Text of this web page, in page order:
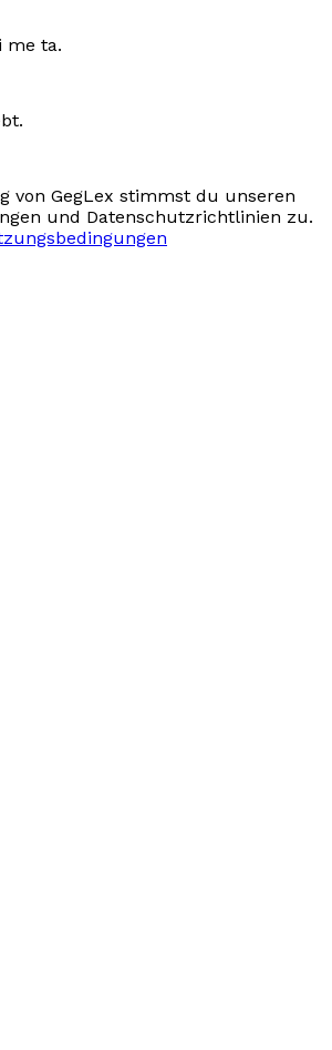
me ta.
von GegLex stimmst du unseren
und Datenschutzrichtlinien zu.